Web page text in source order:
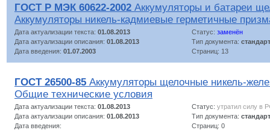
ГОСТ Р МЭК 60622-2002 Аккумуляторы и батареи
Аккумуляторы никель-кадмиевые герметичные
Дата актуализации текста: 01.08.2013 Статус: заменён
Дата актуализации описания: 01.08.2013 Тип документа: стандарт
Дата введения: 01.07.2003 Страниц: 13
ГОСТ 26500-85 Аккумуляторы щелочные никель-
Общие технические условия
Дата актуализации текста: 01.08.2013 Статус: утратил силу в
Дата актуализации описания: 01.08.2013 Тип документа: стандарт
Дата введения:
Страниц: 0